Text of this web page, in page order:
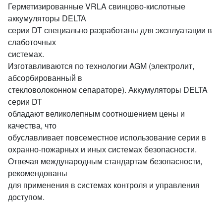
Герметизированные VRLA свинцово-кислотные
аккумуляторы DELTA
серии DT специально разработаны для эксплуатации в
слаботочных
системах.
Изготавливаются по технологии AGM (электролит,
абсорбированный в
стекловолоконном сепараторе). Аккумуляторы DELTA
серии DT
обладают великолепным соотношением цены и
качества, что
обуславливает повсеместное использование серии в
охранно-пожарных и иных системах безопасности.
Отвечая международным стандартам безопасности,
рекомендованы
для применения в системах контроля и управления
доступом.